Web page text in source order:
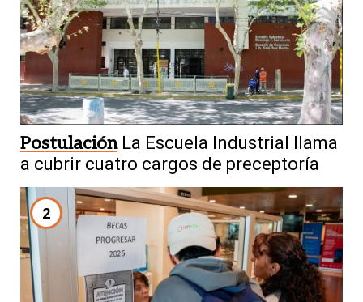
Postulación La Escuela Industrial llama
a cubrir cuatro cargos de preceptoría
2